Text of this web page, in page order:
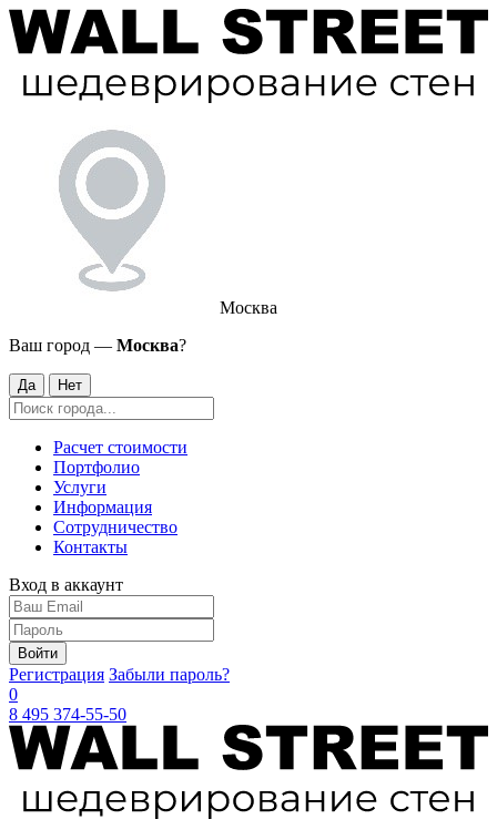
Москва
Ваш город — Москва?
Да Нет
Расчет стоимости
Портфолио
Услуги
Информация
Сотрудничество
Контакты
Вход в аккаунт
Войти
Регистрация Забыли пароль?
0
8 495 374-55-50